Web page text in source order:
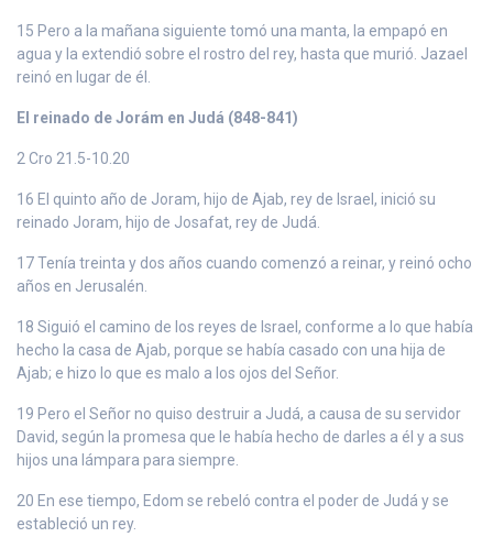
15 Pero a la mañana siguiente tomó una manta, la empapó en
agua y la extendió sobre el rostro del rey, hasta que murió. Jazael
reinó en lugar de él.
El reinado de Jorám en Judá (848-841)
2 Cro 21.5-10.20
16 El quinto año de Joram, hijo de Ajab, rey de Israel, inició su
reinado Joram, hijo de Josafat, rey de Judá.
17 Tenía treinta y dos años cuando comenzó a reinar, y reinó ocho
años en Jerusalén.
18 Siguió el camino de los reyes de Israel, conforme a lo que había
hecho la casa de Ajab, porque se había casado con una hija de
Ajab; e hizo lo que es malo a los ojos del Señor.
19 Pero el Señor no quiso destruir a Judá, a causa de su servidor
David, según la promesa que le había hecho de darles a él y a sus
hijos una lámpara para siempre.
20 En ese tiempo, Edom se rebeló contra el poder de Judá y se
estableció un rey.